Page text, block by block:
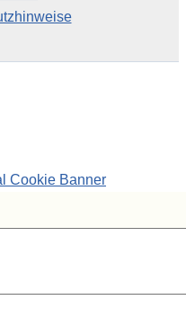
Cookie Banner